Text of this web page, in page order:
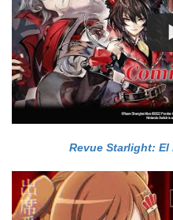
Revue Starlight: El